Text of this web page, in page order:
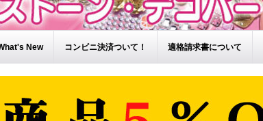
New コンビニ決済ついて！ 適格請求書について